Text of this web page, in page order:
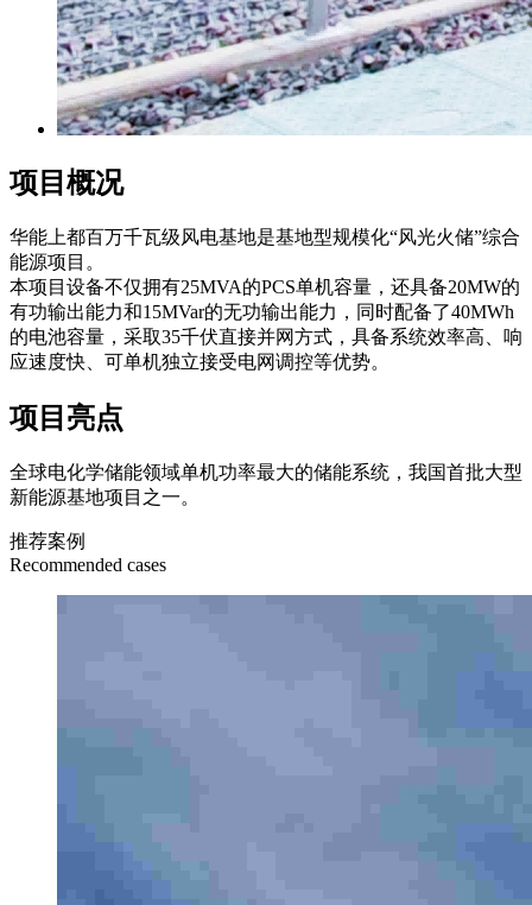
项目概况
华能上都百万千瓦级风电基地是基地型规模化“风光火储”综合
能源项目。
本项目设备不仅拥有25MVA的PCS单机容量，还具备20MW的
有功输出能力和15MVar的无功输出能力，同时配备了40MWh
的电池容量，采取35千伏直接并网方式，具备系统效率高、响
应速度快、可单机独立接受电网调控等优势。
项目亮点
全球电化学储能领域单机功率最大的储能系统，我国首批大型
新能源基地项目之一。
推荐案例
Recommended cases